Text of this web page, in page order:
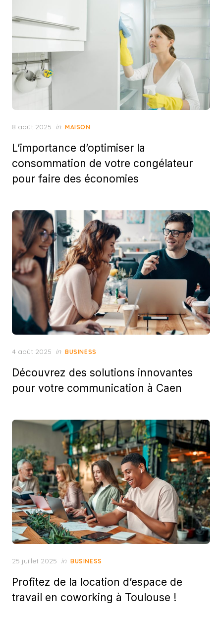
Posted
8 août 2025 in MAISON
L’importance d’optimiser la
consommation de votre congélateur
pour faire des économies
Posted
4 août 2025 in BUSINESS
Découvrez des solutions innovantes
pour votre communication à Caen
Posted
25 juillet 2025 in BUSINESS
Profitez de la location d’espace de
travail en coworking à Toulouse !